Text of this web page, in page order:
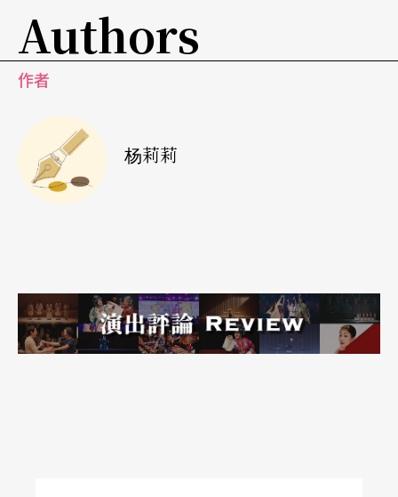
非主流剧场向来以顚覆剧作文本为能事，这也是一
件颇値得玩味的事实。
如同所有称得上「大家」的作者，戈尔德思开辟了
个人色彩浓厚的戏剧世界。他在剧本布局、主题关
戈尔德思自认为成熟的剧本始于一九七七年的《夜
晚就在森林前面》，这是一段长达六十三页的独
Authors
作者
杨莉莉